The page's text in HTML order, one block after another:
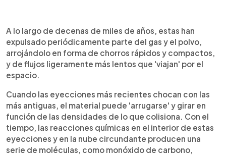
A lo largo de decenas de miles de años, estas han
expulsado periódicamente parte del gas y el polvo,
arrojándolo en forma de chorros rápidos y compactos,
y de flujos ligeramente más lentos que 'viajan' por el
espacio.
Cuando las eyecciones más recientes chocan con las
más antiguas, el material puede 'arrugarse' y girar en
función de las densidades de lo que colisiona. Con el
tiempo, las reacciones químicas en el interior de estas
eyecciones y en la nube circundante producen una
serie de moléculas, como monóxido de carbono,